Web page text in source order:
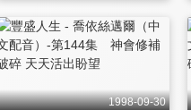
1998-09-30